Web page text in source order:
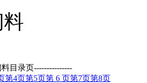
目录页---------------
第4页第5页第 6 页第7页第8页